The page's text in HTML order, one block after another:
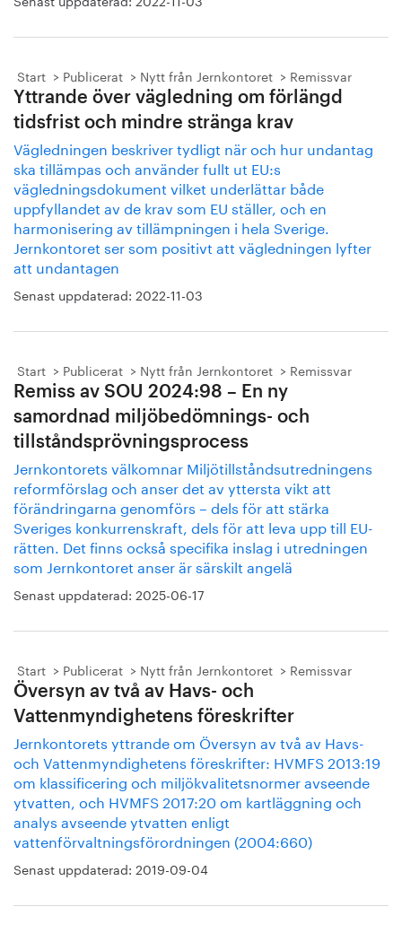
Start Publicerat Nytt från Jernkontoret Remissvar
Yttrande över vägledning om förlängd
tidsfrist och mindre stränga krav
Vägledningen beskriver tydligt när och hur undantag
ska tillämpas och använder fullt ut EU:s
vägledningsdokument vilket underlättar både
uppfyllandet av de krav som EU ställer, och en
harmonisering av tillämpningen i hela Sverige.
Jernkontoret ser som positivt att vägledningen lyfter
att undantagen
Senast uppdaterad: 2022-11-03
Start Publicerat Nytt från Jernkontoret Remissvar
Remiss av SOU 2024:98 – En ny
samordnad miljöbedömnings- och
tillståndsprövningsprocess
Jernkontorets välkomnar Miljötillståndsutredningens
reformförslag och anser det av yttersta vikt att
förändringarna genomförs – dels för att stärka
Sveriges konkurrenskraft, dels för att leva upp till EU-
rätten. Det finns också specifika inslag i utredningen
som Jernkontoret anser är särskilt angelä
Senast uppdaterad: 2025-06-17
Start Publicerat Nytt från Jernkontoret Remissvar
Översyn av två av Havs- och
Vattenmyndighetens föreskrifter
Jernkontorets yttrande om Översyn av två av Havs-
och Vattenmyndighetens föreskrifter: HVMFS 2013:19
om klassificering och miljökvalitetsnormer avseende
ytvatten, och HVMFS 2017:20 om kartläggning och
analys avseende ytvatten enligt
vattenförvaltningsförordningen (2004:660)
Senast uppdaterad: 2019-09-04